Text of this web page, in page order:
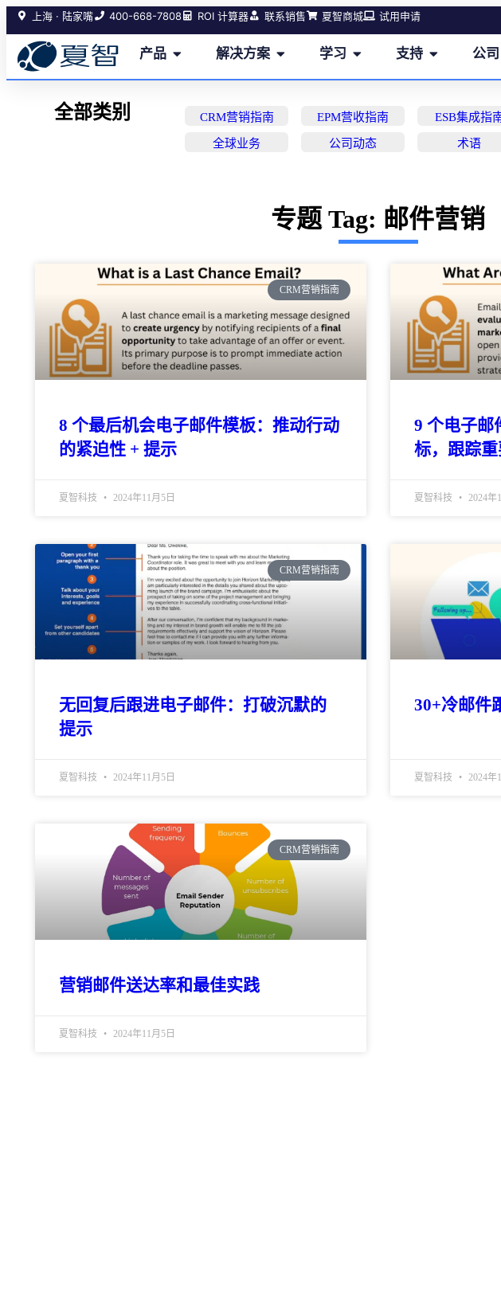
上海 · 陆家嘴 400-668-7808 ROI 计算器 联系销售 夏智商城 试用申请
产品 解决方案 学习 支持 公司
全部类别 CRM营销指南 EPM营收指南 ESB集成指
全球业务 公司动态 术语
专题 Tag: 邮件营销
CRM营销指南
8 个最后机会电子邮件模板：推动行动
的紧迫性 + 提示
夏智科技 2024年11月5日
9 个电子邮
标，跟踪
夏智科技 2024年
CRM营销指南
无回复后跟进电子邮件：打破沉默的
提示
夏智科技 2024年11月5日
30+冷邮件
夏智科技 2024年
CRM营销指南
营销邮件送达率和最佳实践
夏智科技 2024年11月5日